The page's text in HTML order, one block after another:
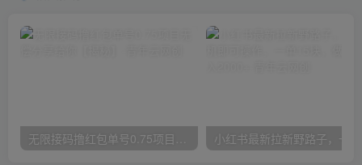
无限接码撸红包单号0.75项目无偿分享给你【揭秘】